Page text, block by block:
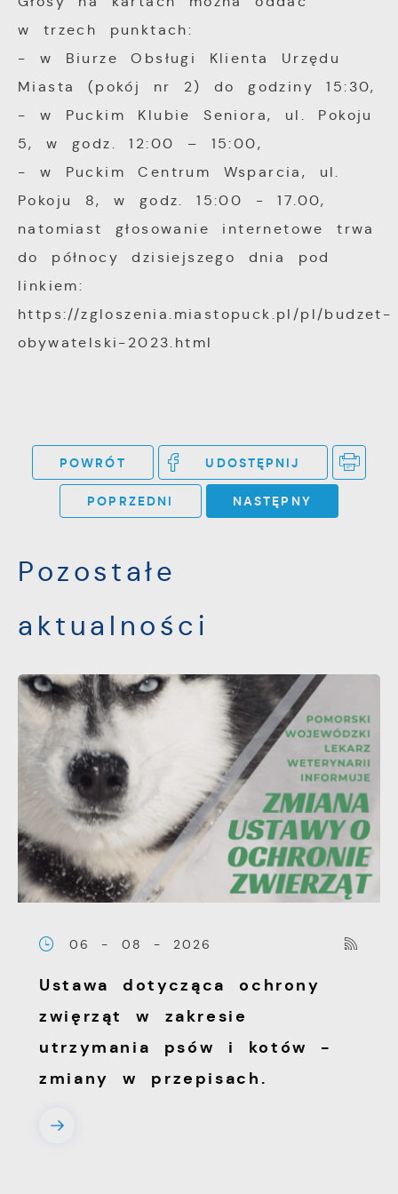
w trzech punktach:
- w Biurze Obsługi Klienta Urzędu
Miasta (pokój nr 2) do godziny 15:30,
- w Puckim Klubie Seniora, ul. Pokoju
5, w godz. 12:00 – 15:00,
- w Puckim Centrum Wsparcia, ul.
Pokoju 8, w godz. 15:00 - 17.00,
natomiast głosowanie internetowe trwa
do północy dzisiejszego dnia pod
linkiem:
https://zgloszenia.miastopuck.pl/pl/budzet-
obywatelski-2023.html
POWRÓT UDOSTĘPNIJ
POPRZEDNI NASTĘPNY
Pozostałe
aktualności
06 - 08 - 2026
Ustawa dotycząca ochrony
zwięrząt w zakresie
utrzymania psów i kotów -
zmiany w przepisach.
preferencji. Wyrażenie zgody na
funkcji na stronie.
Analityczne pliki cookies pomagają nam
rozwijać się i dostosowywać do Twoich
potrzeb.
Cookies analityczne pozwalają na uzyskanie
informacji w zakresie wykorzystywania
witryny internetowej, miejsca oraz
częstotliwości, z jaką odwiedzane są nasze
serwisy www. Dane pozwalają nam na
ocenę naszych serwisów internetowych pod
przetwarzane w formie zanonimizowanej.
Wyrażenie zgody na analityczne pliki
Więcej
Reklamowe
Dzięki reklamowym plikom cookies
prezentujemy Ci najciekawsze informacje i
aktualności na stronach naszych partnerów.
prezentowania Ci naszych komunikatów na
mogą pojawić się na stronach podmiotów
trzecich lub firm będących naszymi
partnerami oraz innych dostawców usług.
Firmy te działają w charakterze
postaci wiadomości, ofert, komunikatów
Więcej